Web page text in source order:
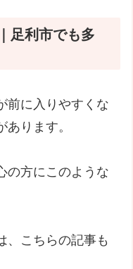
足利市でも多
前に入りやすくな
ります。
の方にこのような
、こちらの記事も